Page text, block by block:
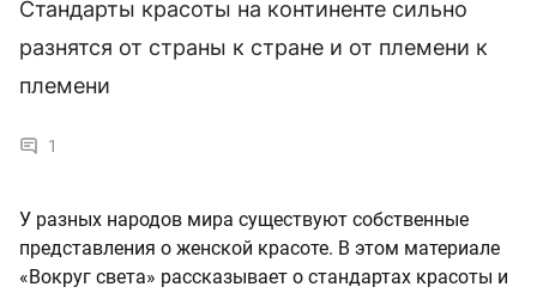
Стандарты красоты на континенте сильно
разнятся от страны к стране и от племени к
племени
1
У разных народов мира существуют собственные
представления о женской красоте. В этом материале
«Вокруг света» рассказывает о стандартах красоты и